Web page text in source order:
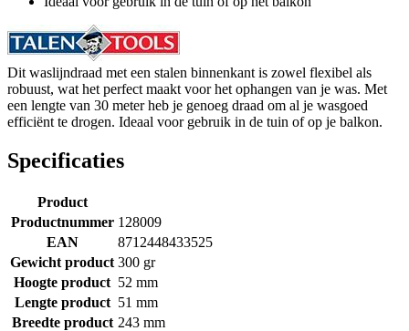
Dit waslijndraad met een stalen binnenkant is zowel flexibel als
robuust, wat het perfect maakt voor het ophangen van je was. Met
een lengte van 30 meter heb je genoeg draad om al je wasgoed
efficiënt te drogen. Ideaal voor gebruik in de tuin of op je balkon.
Specificaties
Product
Productnummer 128009
EAN
8712448433525
Gewicht product 300 gr
Hoogte product 52 mm
Lengte product 51 mm
Breedte product 243 mm